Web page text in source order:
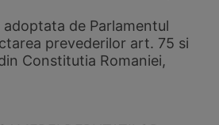
de Parlamentul
prevederilor art. 75 si
Constitutia Romaniei,